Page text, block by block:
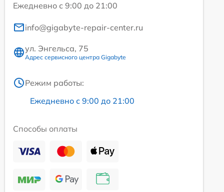
Ежедневно с 9:00 до 21:00
info@gigabyte-repair-center.ru
ул. Энгельса, 75
Адрес сервисного центра Gigabyte
Режим работы:
Ежедневно с 9:00 до 21:00
Способы оплаты